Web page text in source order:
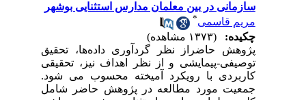
سازمانی در بین معلمان مدارس استثنایی بوشهر
مریم قاسمی
چکیده:
پژوهش حاضراز نظر گردآوری داده‌ها، تحقیق
توصیفی-پیمایشی و از نظر اهداف نیز، تحقیقی
کاربردی با رویکرد آمیخته محسوب می شود.
جمعیت مورد مطالعه در پژوهش حاضر شامل